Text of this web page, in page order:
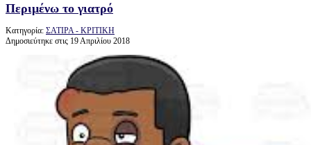
Περιμένω το γιατρό
Κατηγορία: ΣΑΤΙΡΑ - ΚΡΙΤΙΚΗ
Δημοσιεύτηκε στις 19 Απριλίου 2018